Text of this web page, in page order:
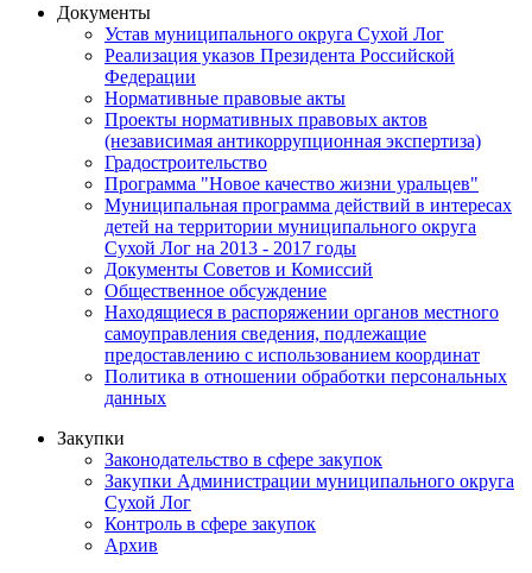
Документы
Устав муниципального округа Сухой Лог
Реализация указов Президента Российской
Федерации
Нормативные правовые акты
Проекты нормативных правовых актов
(независимая антикоррупционная экспертиза)
Градостроительство
Программа "Новое качество жизни уральцев"
Муниципальная программа действий в интересах
детей на территории муниципального округа
Сухой Лог на 2013 - 2017 годы
Документы Советов и Комиссий
Общественное обсуждение
Находящиеся в распоряжении органов местного
самоуправления сведения, подлежащие
предоставлению с использованием координат
Политика в отношении обработки персональных
данных
Закупки
Законодательство в сфере закупок
Закупки Администрации муниципального округа
Сухой Лог
Контроль в сфере закупок
Архив